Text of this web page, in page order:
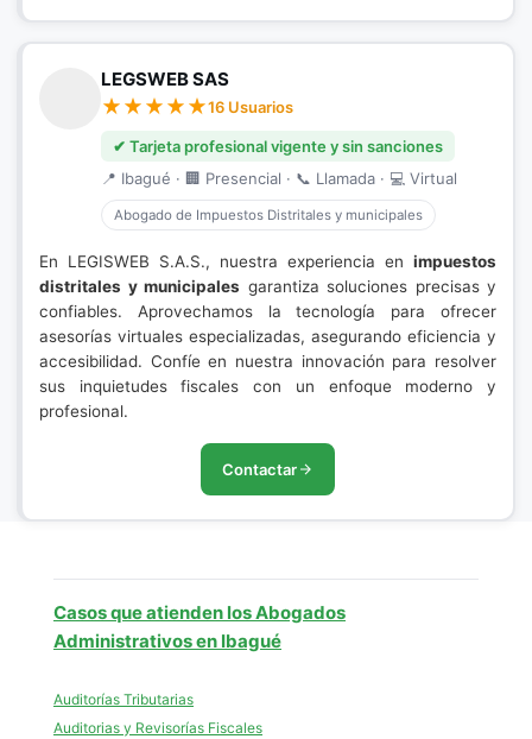
LEGSWEB SAS
16 Usuarios
✔ Tarjeta profesional vigente y sin sanciones
📍 Ibagué · 🏢 Presencial · 📞 Llamada · 💻 Virtual
Abogado de Impuestos Distritales y municipales
En LEGISWEB S.A.S., nuestra experiencia en impuestos
distritales y municipales garantiza soluciones precisas y
confiables. Aprovechamos la tecnología para ofrecer
asesorías virtuales especializadas, asegurando eficiencia y
accesibilidad. Confíe en nuestra innovación para resolver
sus inquietudes fiscales con un enfoque moderno y
profesional.
Contactar
Casos que atienden los Abogados
Administrativos en Ibagué
Auditorías Tributarias
Auditorias y Revisorías Fiscales